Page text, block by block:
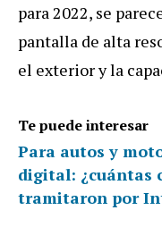
para 2022, se
pantalla de alta
el exterior y la
Te puede interesar
Para autos y
digital: ¿cuántas
tramitaron por